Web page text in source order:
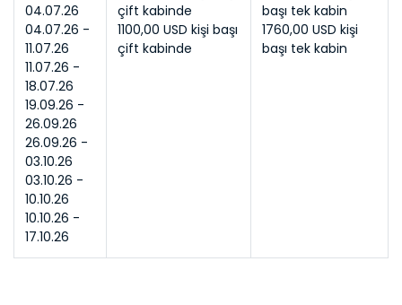
04.07.26
04.07.26 -
11.07.26
11.07.26 -
18.07.26
19.09.26 -
26.09.26
26.09.26 -
03.10.26
03.10.26 -
10.10.26
10.10.26 -
17.10.26
çift kabinde
1100,00 USD kişi başı
başı tek kabin
1760,00 USD kişi
başı tek kabin